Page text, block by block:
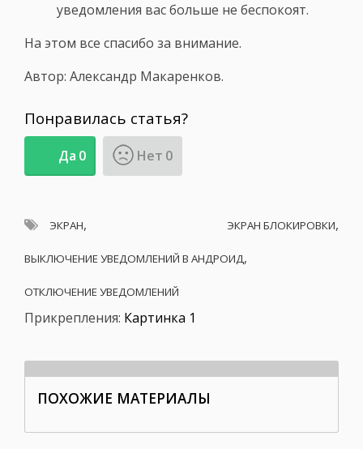
уведомления вас больше не беспокоят.
На этом все спасибо за внимание.
Автор: Александр Макаренков.
Понравилась статья?
Да 0 Нет 0
ЭКРАН, ЭКРАН БЛОКИРОВКИ,
ВЫКЛЮЧЕНИЕ УВЕДОМЛЕНИЙ В АНДРОИД,
ОТКЛЮЧЕНИЕ УВЕДОМЛЕНИЙ
Прикрепления: Картинка 1
ПОХОЖИЕ МАТЕРИАЛЫ